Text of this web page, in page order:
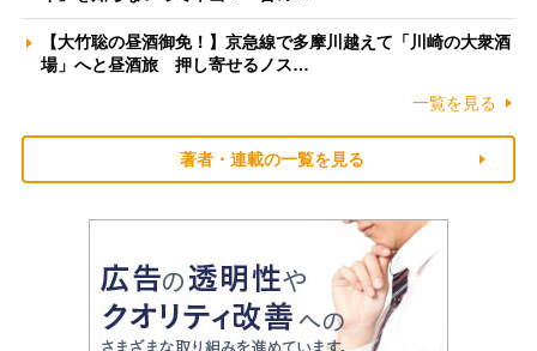
【大竹聡の昼酒御免！】京急線で多摩川越えて「川崎の大衆酒
場」へと昼酒旅 押し寄せるノス…
一覧を見る
著者・連載の一覧を見る